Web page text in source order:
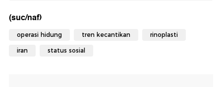
(suc/naf)
operasi hidung tren kecantikan rinoplasti
iran status sosial